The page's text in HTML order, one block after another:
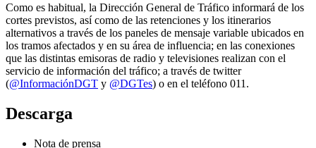
Como es habitual, la Dirección General de Tráfico informará de los
cortes previstos, así como de las retenciones y los itinerarios
alternativos a través de los paneles de mensaje variable ubicados en
los tramos afectados y en su área de influencia; en las conexiones
que las distintas emisoras de radio y televisiones realizan con el
servicio de información del tráfico; a través de twitter
(@InformaciónDGT y @DGTes) o en el teléfono 011.
Descarga
Nota de prensa